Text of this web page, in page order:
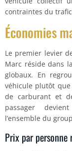
contraintes du
Économies
Le premier levier
Marc réside dans
globaux. En
véhicule plutôt
de carburant et
passager
l’ensemble du
Prix par personne